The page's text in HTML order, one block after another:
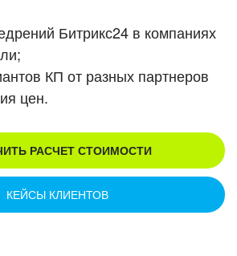
Битрикс24 в компаниях
КП от разных партнеров
цен.
РАСЧЕТ СТОИМОСТИ
КЕЙСЫ КЛИЕНТОВ